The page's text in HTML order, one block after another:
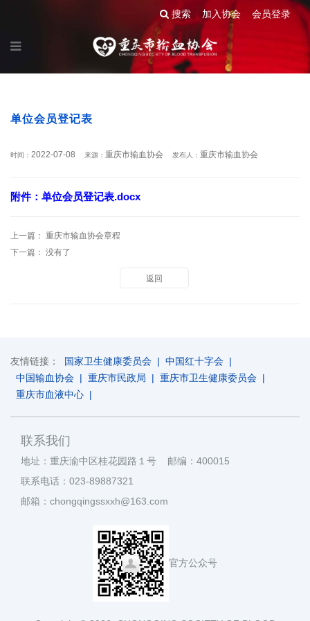
搜索 加入协会 会员登录
单位会员登记表
时间： 2022-07-08 来源： 重庆市输血协会 发布人： 重庆市输血协会
附件：单位会员登记表.docx
上一篇： 重庆市输血协会章程
下一篇： 没有了
返回
友情链接： 国家卫生健康委员会 | 中国红十字会 |
中国输血协会 | 重庆市民政局 | 重庆市卫生健康委员会 |
重庆市血液中心 |
联系我们
地址：重庆渝中区桂花园路１号 邮编：400015
联系电话：023-89887321
邮箱：chongqingssxxh@163.com
官方公众号